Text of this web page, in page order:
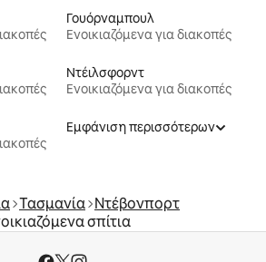
Γουόρναμπουλ
Ενοικιαζόμενα για διακοπές
Ντέιλσφορντ
Ενοικιαζόμενα για διακοπές
Εμφάνιση περισσότερων
Τασμανία Ντέβονπορτ
σπίτια